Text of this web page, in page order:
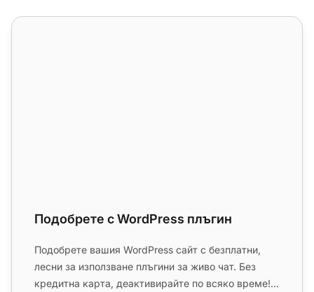
Подобрете с WordPress плъгин
Подобрете с WordPress плъгин
Подобрете вашия WordPress сайт с безплатни,
лесни за използване плъгини за живо чат. Без
кредитна карта, деактивирайте по всяко време!...